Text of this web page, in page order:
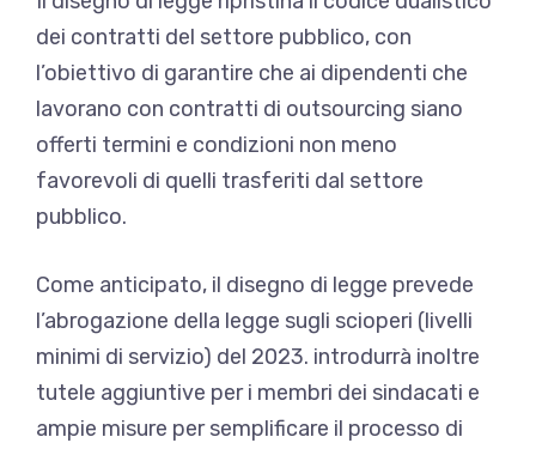
dei contratti del settore pubblico, con
l’obiettivo di garantire che ai dipendenti che
lavorano con contratti di outsourcing siano
offerti termini e condizioni non meno
favorevoli di quelli trasferiti dal settore
pubblico.
Come anticipato, il disegno di legge prevede
l’abrogazione della legge sugli scioperi (livelli
minimi di servizio) del 2023. introdurrà inoltre
tutele aggiuntive per i membri dei sindacati e
ampie misure per semplificare il processo di